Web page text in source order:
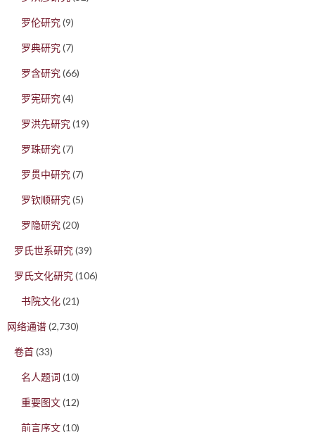
罗伦研究(9)
罗典研究(7)
罗含研究(66)
罗宪研究(4)
罗洪先研究(19)
罗珠研究(7)
罗贯中研究(7)
罗钦顺研究(5)
罗隐研究(20)
罗氏世系研究(39)
罗氏文化研究(106)
书院文化(21)
网络通谱(2,730)
卷首(33)
名人题词 (10)
重要图文(12)
前言序文(10)